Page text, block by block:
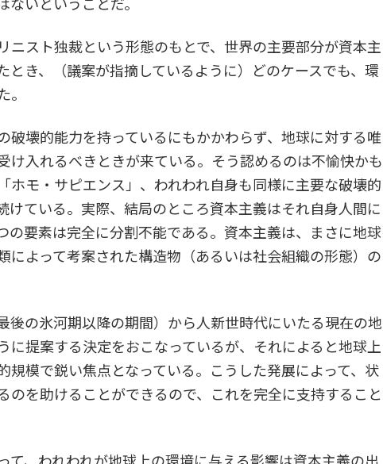
いということだ。
ニスト独裁という形態のもとで、世界の主要部分が資本主
とき、（議案が指摘しているように）どのケースでも、環
破壊的能力を持っているにもかかわらず、地球に対する唯
け入れるべきときが来ている。そう認めるのは不愉快かも
ホモ・サピエンス」、われわれ自身も同様に主要な破壊的
けている。実際、結局のところ資本主義はそれ自身人間に
の要素は完全に分割不能である。資本主義は、まさに地球
によって考案された構造物（あるいは社会組織の形態）の
後の氷河期以降の期間）から人新世時代にいたる現在の地
に提案する決定をおこなっているが、それによると地球上
規模で鋭い焦点となっている。こうした発展によって、状
のを助けることができるので、これを完全に支持すること